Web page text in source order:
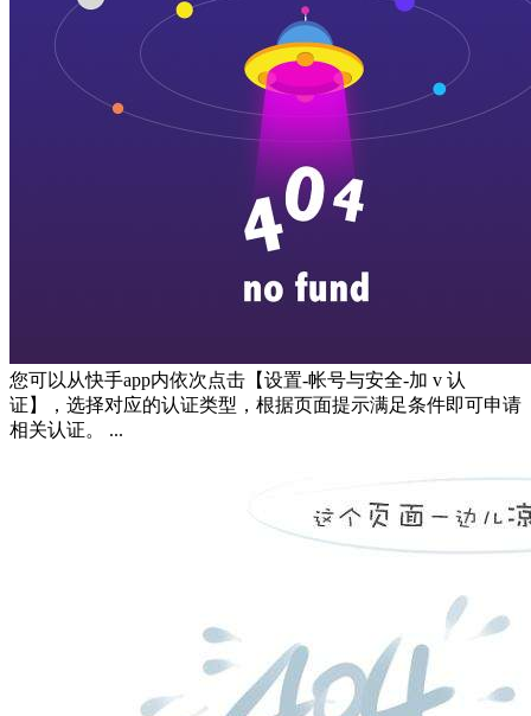
您可以从快手app内依次点击【设置-帐号与安全-加 v 认
证】，选择对应的认证类型，根据页面提示满足条件即可申请
相关认证。 ...